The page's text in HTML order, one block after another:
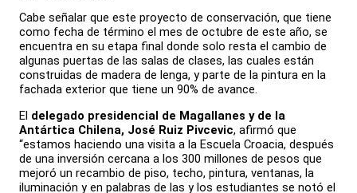
Cabe señalar que este proyecto de conservación, que tiene
como fecha de término el mes de octubre de este año, se
encuentra en su etapa final donde solo resta el cambio de
algunas puertas de las salas de clases, las cuales están
construidas de madera de lenga, y parte de la pintura en la
fachada exterior que tiene un 90% de avance.
El delegado presidencial de Magallanes y de la
Antártica Chilena, José Ruiz Pivcevic, afirmó que
“estamos haciendo una visita a la Escuela Croacia, después
de una inversión cercana a los 300 millones de pesos que
mejoró un recambio de piso, techo, pintura, ventanas, la
iluminación y en palabras de las y los estudiantes se notó el